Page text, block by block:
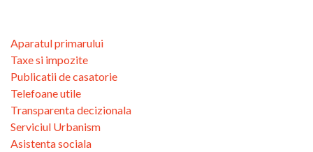
Aparatul primarului
Taxe si impozite
Publicatii de casatorie
Telefoane utile
Transparenta decizionala
Serviciul Urbanism
Asistenta sociala